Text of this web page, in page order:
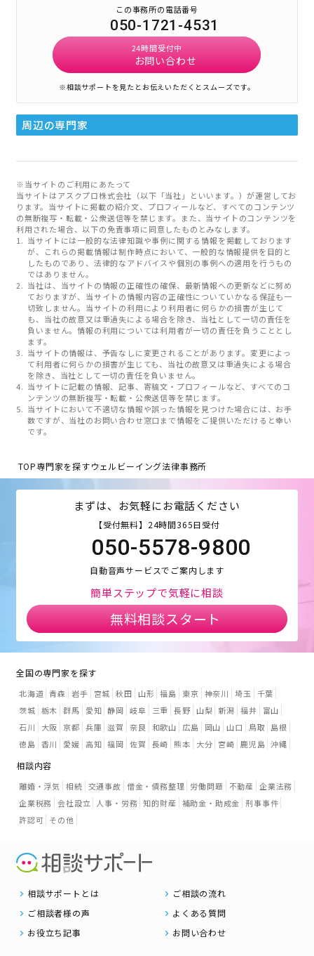
この事務所の電話番号
050-1721-4531
24時間受付中
お問い合わせ
※相談サポートを見たとお伝えいただくとスムーズです。
周辺の専門家
※当サイトのご利用にあたって
当サイトはアスクプロ株式会社（以下「当社」といいます。）が運営してお
ります。当サイトに掲載の紹介文、プロフィールなど、すべてのコンテンツ
の無断複写・転載・公衆送信等を禁じます。また、当サイトのコンテンツを
利用された場合、以下の免責事項に同意したものとみなします。
当サイトには一般的な法律知識や事例に関する情報を掲載しております
が、これらの掲載情報は制作時点において、一般的な情報提供を目的と
したものであり、法律的なアドバイスや個別の事例への適用を行うもの
ではありません。
当社は、当サイトの情報の正確性の確保、最新情報への更新などに努め
ておりますが、当サイトの情報内容の正確性についていかなる保証も一
切致しません。当サイトの利用により利用者に何らかの損害が生じて
も、当社の故意又は重過失による場合を除き、当社として一切の責任を
負いません。情報の利用については利用者が一切の責任を負うこととし
ます。
当サイトの情報は、予告なしに変更されることがあります。変更によっ
て利用者に何らかの損害が生じても、当社の故意又は重過失による場合
を除き、当社として一切の責任を負いません。
当サイトに記載の情報、記事、寄稿文・プロフィールなど、すべてのコ
ンテンツの無断複写・転載・公衆送信等を禁じます。
当サイトにおいて不適切な情報や誤った情報を見つけた場合には、お手
数ですが、当社のお問い合わせ窓口まで情報をご提供いただけると幸い
です。
TOP専門家を探すウェルビーイング法律事務所
まずは、お気軽にお電話ください
【受付無料】24時間365日受付
050-5578-9800
自動音声サービスでご案内します
簡単ステップで気軽に相談
無料相談スタート
全国の専門家を探す
北海道 青森 岩手 宮城 秋田 山形 福島 東京 神奈川 埼玉 千葉
茨城 栃木 群馬 愛知 静岡 岐阜 三重 長野 山梨 新潟 福井
富山
石川
大阪 京都 兵庫 滋賀 奈良 和歌山 広島 岡山 山口 鳥取
島根
徳島 香川 愛媛 高知 福岡 佐賀 長崎 熊本 大分 宮崎 鹿児島 沖縄
相談内容
離婚・浮気 相続 交通事故 借金・債務整理 労働問題 不動産 企業法務
企業税務 会社設立 人事・労務 知的財産 補助金・助成金 刑事事件
許認可 その他
相談サポートとは
ご相談の流れ
ご相談者様の声
よくある質問
お役立ち記事
お問い合わせ